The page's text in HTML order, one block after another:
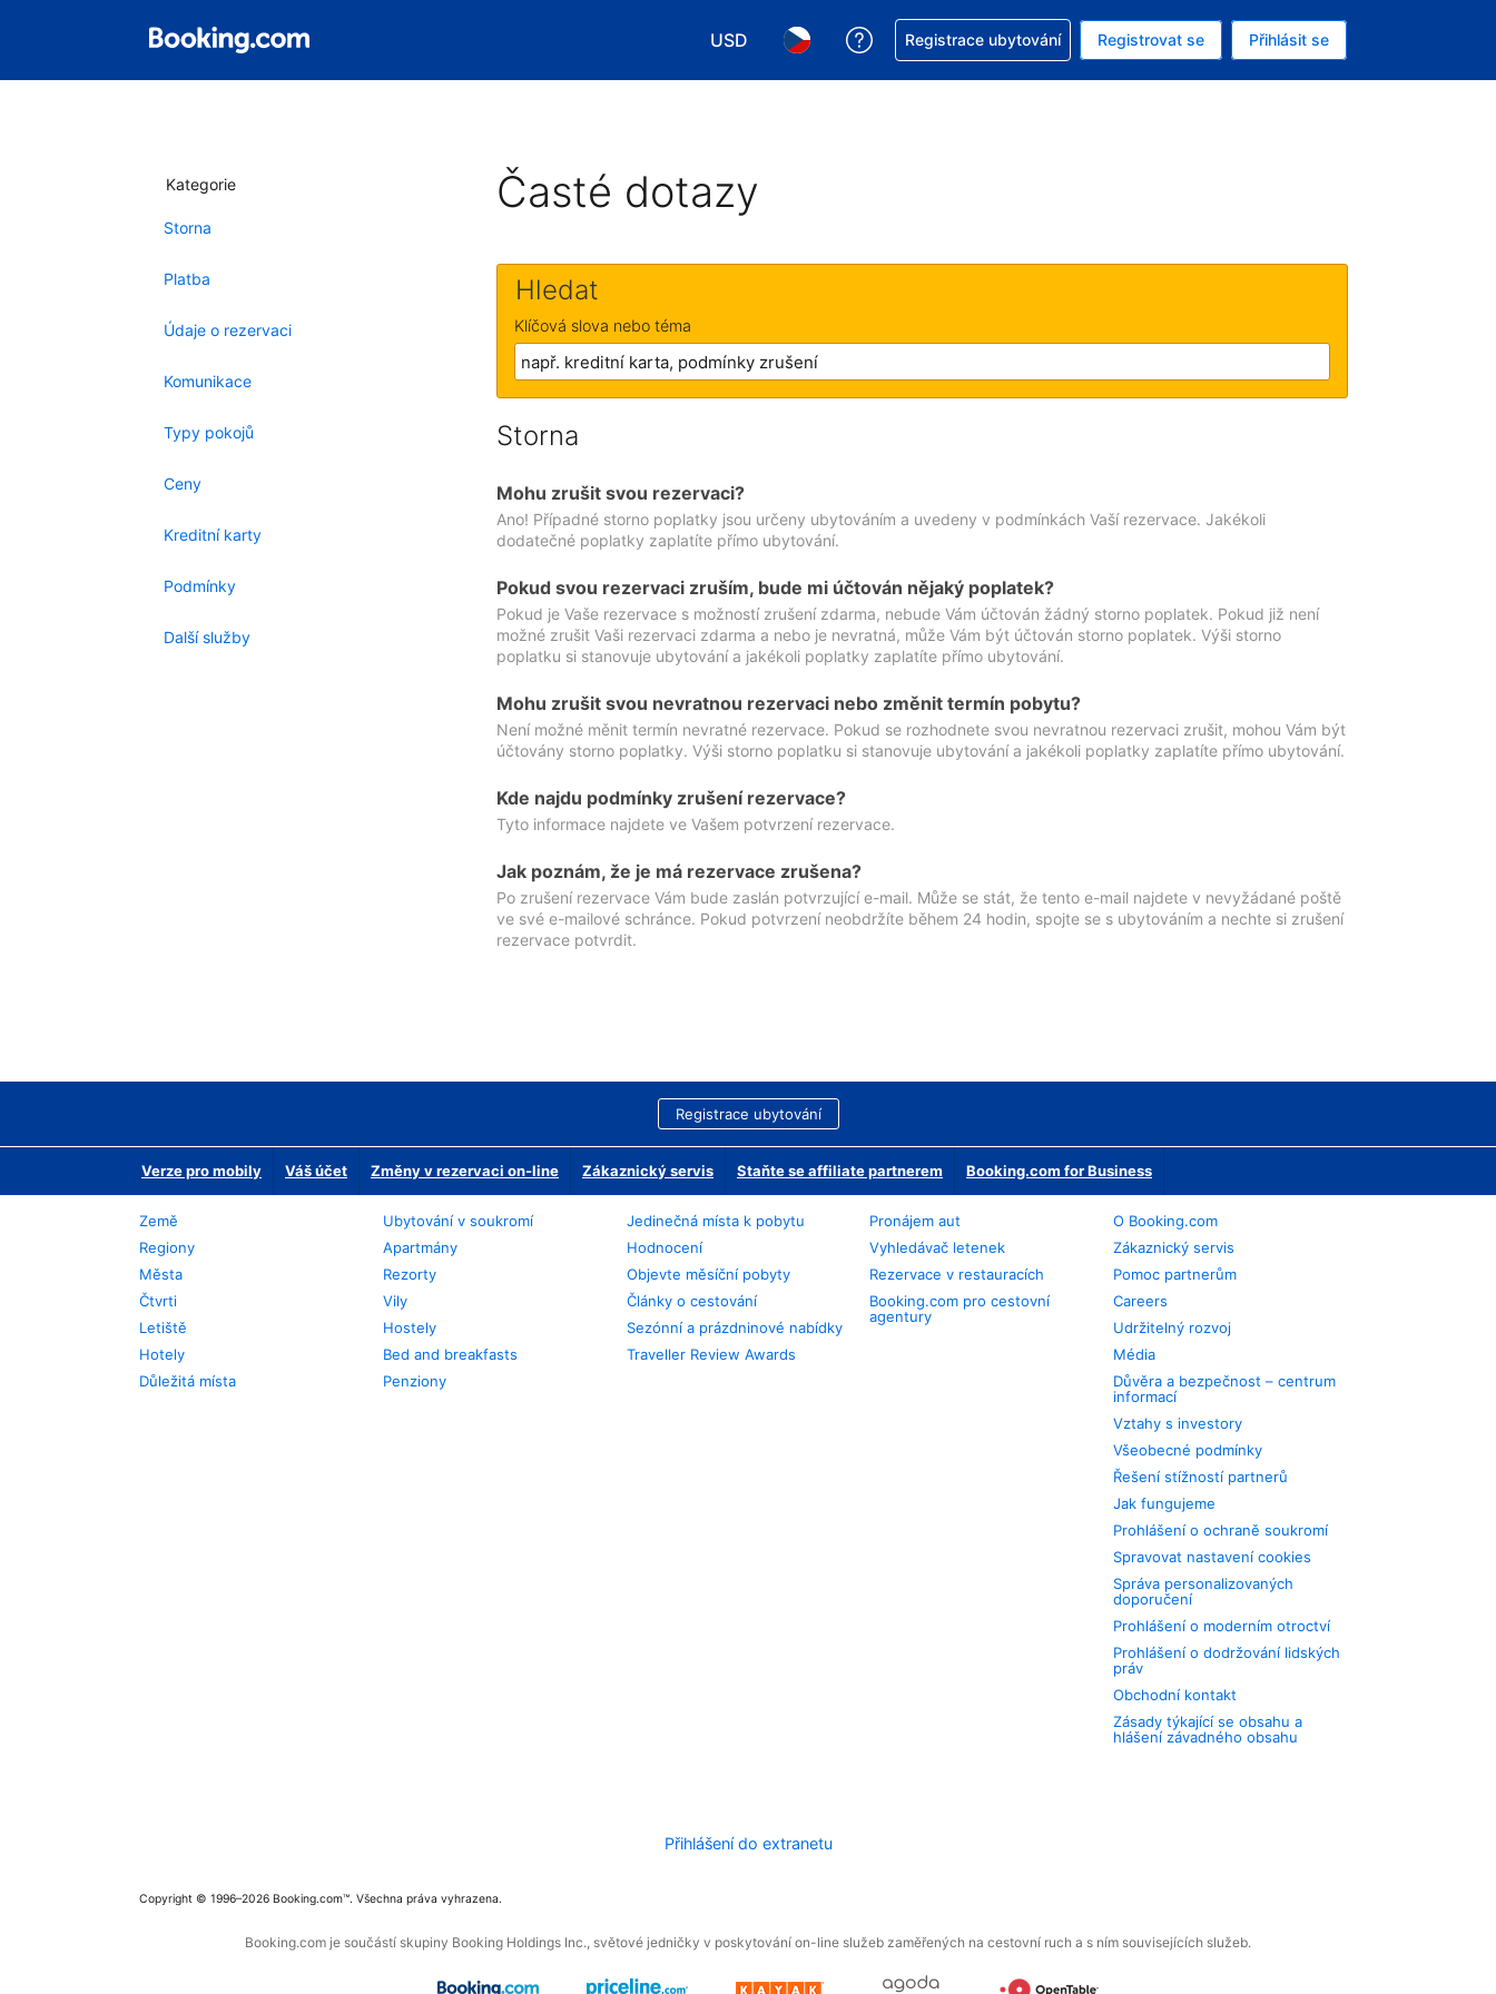
USD
Vyberte si měnu. Aktuálně zvolená měna: Americký dolar
Vyberte si jazyk. Aktuálně zvolený jazyk: V češtině
Asistence s rezervací
Registrace ubytování Registrovat se Přihlásit se
Kategorie
Storna
Platba
Údaje o rezervaci
Komunikace
Typy pokojů
Ceny
Kreditní karty
Podmínky
Další služby
Časté dotazy
Hledat
Klíčová slova nebo téma
Storna
Mohu zrušit svou rezervaci?
Ano! Případné storno poplatky jsou určeny ubytováním a uvedeny v podmínkách Vaší rezervace. Jakékoli
dodatečné poplatky zaplatíte přímo ubytování.
Pokud svou rezervaci zruším, bude mi účtován nějaký poplatek?
Pokud je Vaše rezervace s možností zrušení zdarma, nebude Vám účtován žádný storno poplatek. Pokud již není
možné zrušit Vaši rezervaci zdarma a nebo je nevratná, může Vám být účtován storno poplatek. Výši storno
poplatku si stanovuje ubytování a jakékoli poplatky zaplatíte přímo ubytování.
Mohu zrušit svou nevratnou rezervaci nebo změnit termín pobytu?
Není možné měnit termín nevratné rezervace. Pokud se rozhodnete svou nevratnou rezervaci zrušit, mohou Vám být
účtovány storno poplatky. Výši storno poplatku si stanovuje ubytování a jakékoli poplatky zaplatíte přímo ubytování.
Kde najdu podmínky zrušení rezervace?
Tyto informace najdete ve Vašem potvrzení rezervace.
Jak poznám, že je má rezervace zrušena?
Po zrušení rezervace Vám bude zaslán potvrzující e-mail. Může se stát, že tento e-mail najdete v nevyžádané poště
ve své e-mailové schránce. Pokud potvrzení neobdržíte během 24 hodin, spojte se s ubytováním a nechte si zrušení
rezervace potvrdit.
Registrace ubytování
Verze pro mobily Váš účet Změny v rezervaci on-line Zákaznický servis Staňte se affiliate partnerem Booking.com for Business
Země
Regiony
Města
Čtvrti
Letiště
Hotely
Důležitá místa
Ubytování v soukromí
Apartmány
Rezorty
Vily
Hostely
Bed and breakfasts
Penziony
Jedinečná místa k pobytu
Hodnocení
Objevte měsíční pobyty
Články o cestování
Sezónní a prázdninové nabídky
Traveller Review Awards
Pronájem aut
Vyhledávač letenek
Rezervace v restauracích
Booking.com pro cestovní
agentury
O Booking.com
Zákaznický servis
Pomoc partnerům
Careers
Udržitelný rozvoj
Média
Důvěra a bezpečnost – centrum
informací
Vztahy s investory
Všeobecné podmínky
Řešení stížností partnerů
Jak fungujeme
Prohlášení o ochraně soukromí
Spravovat nastavení cookies
Správa personalizovaných
doporučení
Prohlášení o moderním otroctví
Prohlášení o dodržování lidských
práv
Obchodní kontakt
Zásady týkající se obsahu a
hlášení závadného obsahu
Přihlášení do extranetu
Copyright © 1996–2026 Booking.com™. Všechna práva vyhrazena.
Booking.com je součástí skupiny Booking Holdings Inc., světové jedničky v poskytování on-line služeb zaměřených na cestovní ruch a s ním souvisejících služeb.